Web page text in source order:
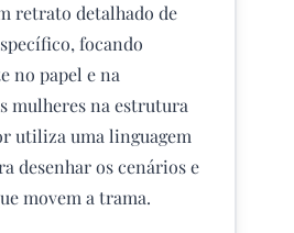
retrato detalhado de
focando
no papel e na
mulheres na estrutura
utiliza uma linguagem
desenhar os cenários e
movem a trama.